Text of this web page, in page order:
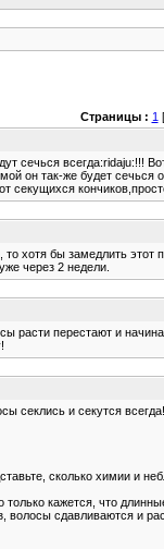
Страницы : 1 [
сечься
он так-же будет
хотя бы замедлить
через 2 недели.
расти перестают и
и секутся
сколько химии и
кажется, что
сдавливаются и